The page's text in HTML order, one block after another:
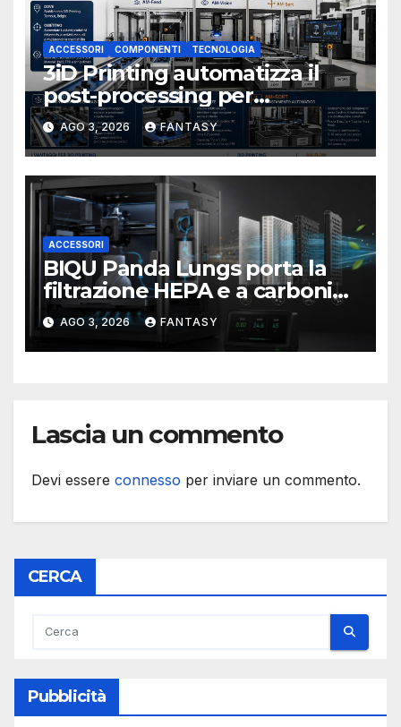
ACCESSORI COMPONENTI TECNOLOGIA
3iD Printing automatizza il
post-processing per
aumentare i volumi della
produzione additiva
AGO 3, 2026 FANTASY
ACCESSORI
BIQU Panda Lungs porta la
filtrazione HEPA e a carboni
attivi dentro le stampanti 3D
Bambu Lab
AGO 3, 2026 FANTASY
Lascia un commento
Devi essere connesso per inviare un commento.
CERCA
Pubblicità